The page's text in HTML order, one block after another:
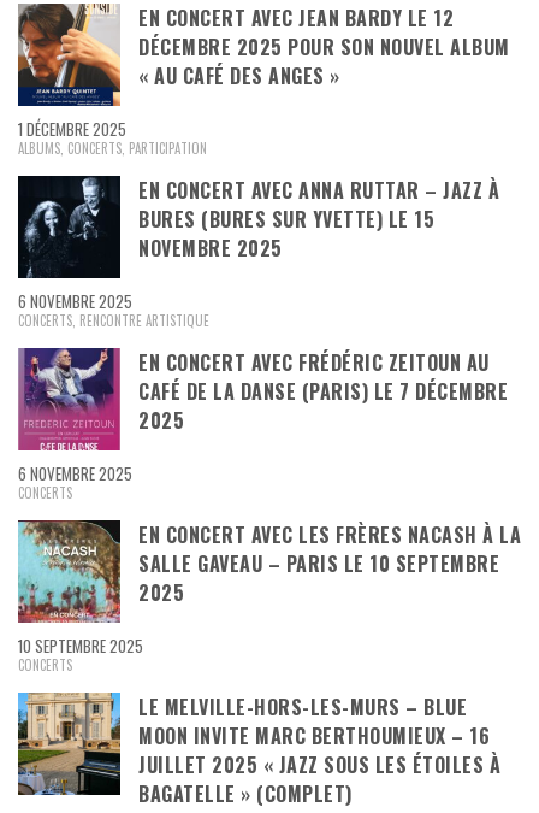
EN CONCERT AVEC JEAN BARDY LE 12
DÉCEMBRE 2025 POUR SON NOUVEL ALBUM
« AU CAFÉ DES ANGES »
1 DÉCEMBRE 2025
ALBUMS, CONCERTS, PARTICIPATION
EN CONCERT AVEC ANNA RUTTAR – JAZZ À
BURES (BURES SUR YVETTE) LE 15
NOVEMBRE 2025
6 NOVEMBRE 2025
CONCERTS, RENCONTRE ARTISTIQUE
EN CONCERT AVEC FRÉDÉRIC ZEITOUN AU
CAFÉ DE LA DANSE (PARIS) LE 7 DÉCEMBRE
2025
6 NOVEMBRE 2025
CONCERTS
EN CONCERT AVEC LES FRÈRES NACASH À LA
SALLE GAVEAU – PARIS LE 10 SEPTEMBRE
2025
10 SEPTEMBRE 2025
CONCERTS
LE MELVILLE-HORS-LES-MURS – BLUE
MOON INVITE MARC BERTHOUMIEUX – 16
JUILLET 2025 « JAZZ SOUS LES ÉTOILES À
BAGATELLE » (COMPLET)